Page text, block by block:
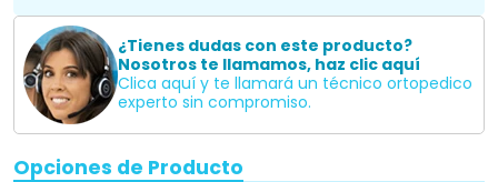
¿Tienes dudas con este producto?
Nosotros te llamamos, haz clic aquí
Clica aquí y te llamará un técnico ortopedico
experto sin compromiso.
Opciones de Producto